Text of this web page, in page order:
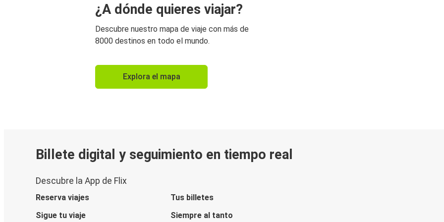
¿A dónde quieres viajar?
Descubre nuestro mapa de viaje con más de
8000 destinos en todo el mundo.
Explora el mapa
Billete digital y seguimiento en tiempo real
Descubre la App de Flix
Reserva viajes
Tus billetes
Sigue tu viaje
Siempre al tanto